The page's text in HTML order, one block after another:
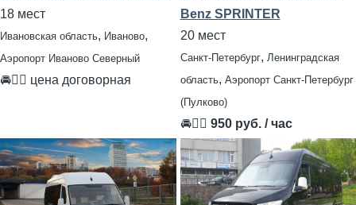
18 мест
Ивановская область, Иваново,
Аэропорт Иваново Северный
🚘👨‍✈ цена договорная
Benz SPRINTER
20 мест
Санкт-Петербург, Ленинградская
область, Аэропорт Санкт-Петербург
(Пулково)
🚘👨‍✈ 950 руб. / час